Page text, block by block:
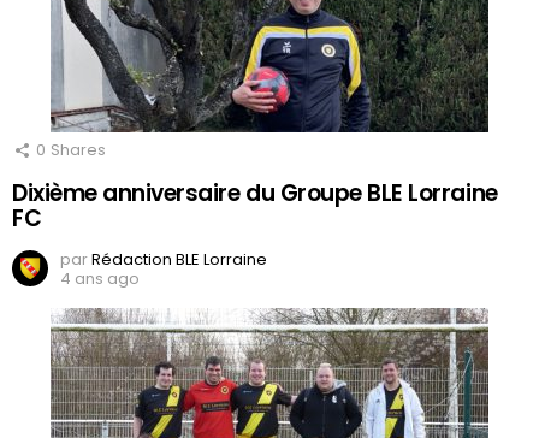
0 Shares
Dixième anniversaire du Groupe BLE Lorraine
FC
parRédaction BLE Lorraine
4 ans ago